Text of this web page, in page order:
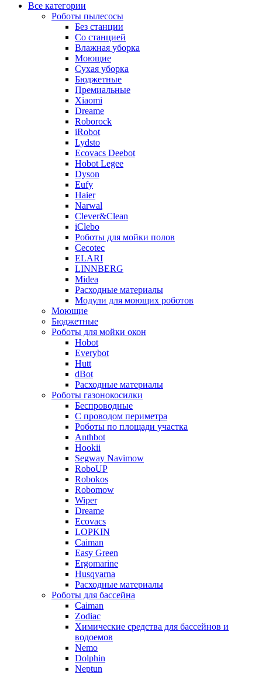
Все категории
Роботы пылесосы
Без станции
Со станцией
Влажная уборка
Моющие
Сухая уборка
Бюджетные
Премиальные
Xiaomi
Dreame
Roborock
iRobot
Lydsto
Ecovacs Deebot
Hobot Legee
Dyson
Eufy
Haier
Narwal
Clever&Clean
iClebo
Роботы для мойки полов
Cecotec
ELARI
LINNBERG
Midea
Расходные материалы
Модули для моющих роботов
Моющие
Бюджетные
Роботы для мойки окон
Hobot
Everybot
Hutt
dBot
Расходные материалы
Роботы газонокосилки
Беспроводные
С проводом периметра
Роботы по площади участка
Anthbot
Hookii
Segway Navimow
RoboUP
Robokos
Robomow
Wiper
Dreame
Ecovacs
LOPKIN
Caiman
Easy Green
Ergomarine
Husqvarna
Расходные материалы
Роботы для бассейна
Caiman
Zodiac
Химические средства для бассейнов и
водоемов
Nemo
Dolphin
Neptun